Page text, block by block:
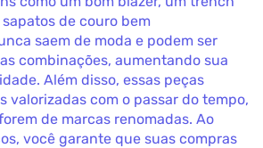
de couro bem
saem de moda e podem ser
combinações, aumentando sua
Além disso, essas peças
valorizadas com o passar do tempo,
de marcas renomadas. Ao
você garante que suas compras